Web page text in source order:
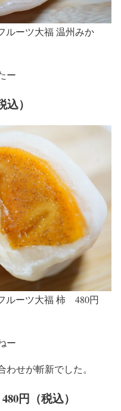
ーツ大福 温州みか
ー
）
ルーツ大福 柿 480円
ー
せが斬新でした。
円（税込）